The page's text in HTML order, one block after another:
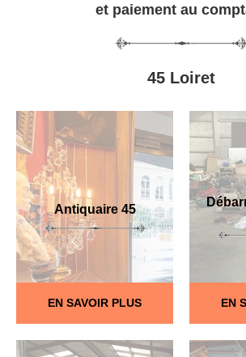
et paiement au
45 Loiret
Antiquaire 45
EN SAVOIR PLUS EN